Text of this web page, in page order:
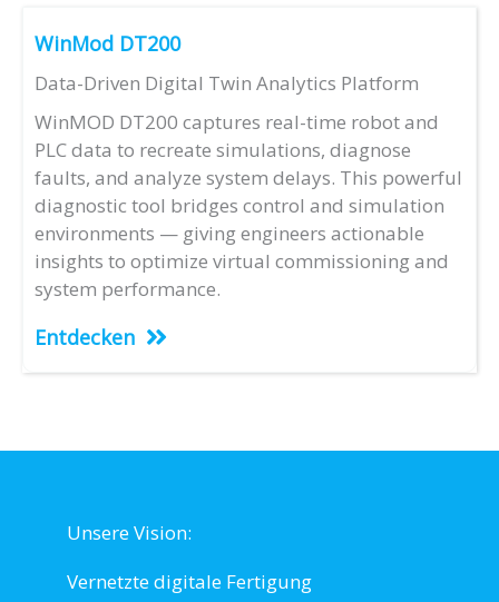
WinMod DT200
Data-Driven Digital Twin Analytics Platform
WinMOD DT200 captures real-time robot and
PLC data to recreate simulations, diagnose
faults, and analyze system delays. This powerful
diagnostic tool bridges control and simulation
environments — giving engineers actionable
insights to optimize virtual commissioning and
system performance.
Entdecken
Unsere Vision:
Vernetzte digitale Fertigung